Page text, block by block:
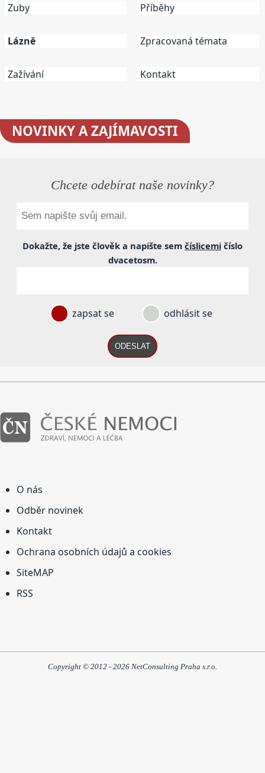
Zuby
Lázně
Zažívání
Příběhy
Zpracovaná témata
Kontakt
NOVINKYA ZAJÍMAVOSTI
Chcete odebírat naše novinky?
Dokažte, že jste člověk a napište sem číslicemi číslo
dvacetosm.
zapsat se odhlásit se
ODESLAT
O nás
Odběr novinek
Kontakt
Ochrana osobních údajů a cookies
SiteMAP
RSS
Copyright © 2012 - 2026 NetConsulting Praha s.r.o.